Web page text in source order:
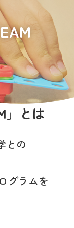
用について
ルサイト
」とは
との
グラムを